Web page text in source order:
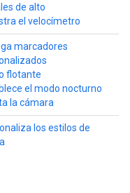
de alto
el velocímetro
marcadores
flotante
el modo nocturno
la cámara
los estilos de